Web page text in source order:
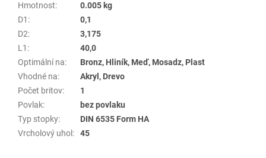
Hmotnost:
0.005 kg
D1 :
0,1
D2:
3,175
L1 :
40,0
Optimální na:
Bronz, Hliník, Meď, Mosadz, Plast
Vhodné na:
Akryl, Drevo
Počet britov:
1
Povlak:
bez povlaku
Typ stopky:
DIN 6535 Form HA
Vrcholový uhol : 45